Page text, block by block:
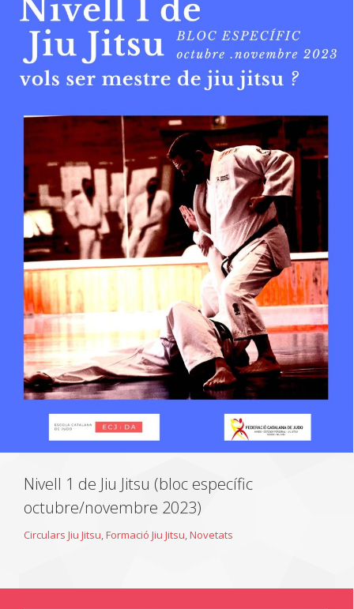
Nivell 1 de Jiu Jitsu (bloc específic
octubre/novembre 2023)
Circulars Jiu Jitsu,Formació Jiu Jitsu,Novetats